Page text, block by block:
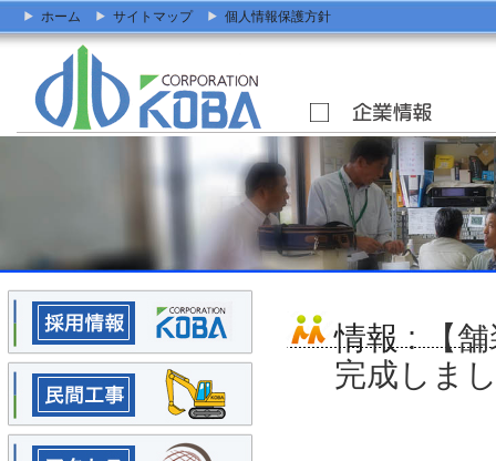
ホーム サイトマップ 個人情報保護方針
情報 : 【
完成しま